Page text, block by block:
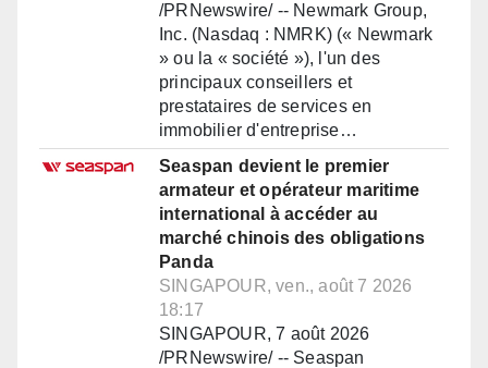
/PRNewswire/ -- Newmark Group,
Inc. (Nasdaq : NMRK) (« Newmark
» ou la « société »), l'un des
principaux conseillers et
prestataires de services en
immobilier d'entreprise…
Seaspan devient le premier
armateur et opérateur maritime
international à accéder au
marché chinois des obligations
Panda
SINGAPOUR, ven., août 7 2026
18:17
SINGAPOUR, 7 août 2026
/PRNewswire/ -- Seaspan